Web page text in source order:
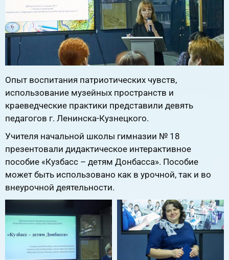
Опыт воспитания патриотических чувств,
использование музейных пространств и
краеведческие практики представили девять
педагогов г. Ленинска-Кузнецкого.
Учителя начальной школы гимназии № 18
презентовали дидактическое интерактивное
пособие «Кузбасс – детям Донбасса». Пособие
может быть использовано как в урочной, так и во
внеурочной деятельности.